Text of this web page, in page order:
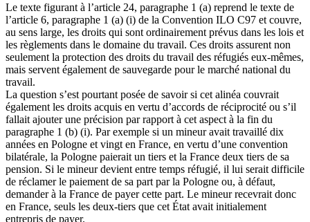
Le texte figurant à l’article 24, paragraphe 1 (a) reprend le texte de
l’article 6, paragraphe 1 (a) (i) de la Convention ILO C97 et couvre,
au sens large, les droits qui sont ordinairement prévus dans les lois et
les règlements dans le domaine du travail. Ces droits assurent non
seulement la protection des droits du travail des réfugiés eux-mêmes,
mais servent également de sauvegarde pour le marché national du
travail.
La question s’est pourtant posée de savoir si cet alinéa couvrait
également les droits acquis en vertu d’accords de réciprocité ou s’il
fallait ajouter une précision par rapport à cet aspect à la fin du
paragraphe 1 (b) (i). Par exemple si un mineur avait travaillé dix
années en Pologne et vingt en France, en vertu d’une convention
bilatérale, la Pologne paierait un tiers et la France deux tiers de sa
pension. Si le mineur devient entre temps réfugié, il lui serait difficile
de réclamer le paiement de sa part par la Pologne ou, à défaut,
demander à la France de payer cette part. Le mineur recevrait donc
en France, seuls les deux-tiers que cet État avait initialement
entrepris de payer.